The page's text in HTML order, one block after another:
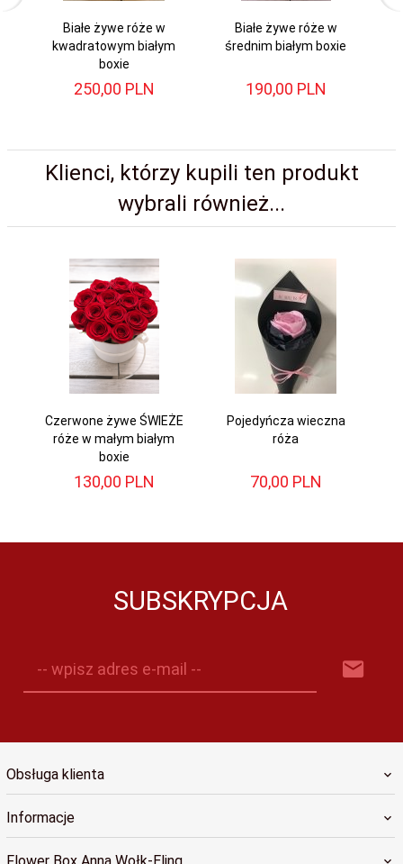
Białe żywe róże w
kwadratowym białym
boxie
250,00 PLN
Białe żywe róże w
średnim białym boxie
190,00 PLN
Klienci, którzy kupili ten produkt
wybrali również...
Czerwone żywe ŚWIEŻE
róże w małym białym
boxie
130,00 PLN
Pojedyńcza wieczna
róża
70,00 PLN
SUBSKRYPCJA
-- wpisz adres e-mail --
Obsługa klienta
Informacje